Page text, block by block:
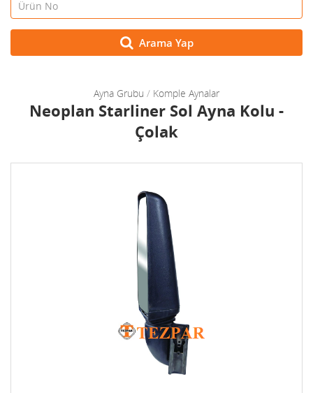
Arama Yap
Ayna Grubu / Komple Aynalar
Neoplan Starliner Sol Ayna Kolu -
Çolak